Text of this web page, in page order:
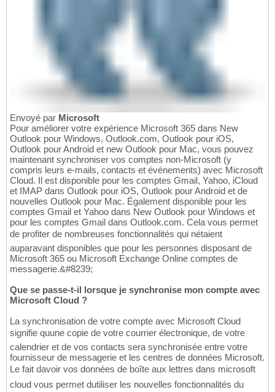
Envoyé par Microsoft
Pour améliorer votre expérience Microsoft 365 dans New
Outlook pour Windows, Outlook.com, Outlook pour iOS,
Outlook pour Android et new Outlook pour Mac, vous pouvez
maintenant synchroniser vos comptes non-Microsoft (y
compris leurs e-mails, contacts et événements) avec Microsoft
Cloud. Il est disponible pour les comptes Gmail, Yahoo, iCloud
et IMAP dans Outlook pour iOS, Outlook pour Android et de
nouvelles Outlook pour Mac. Également disponible pour les
comptes Gmail et Yahoo dans New Outlook pour Windows et
pour les comptes Gmail dans Outlook.com. Cela vous permet
de profiter de nombreuses fonctionnalités qui nétaient
auparavant disponibles que pour les personnes disposant de
Microsoft 365 ou Microsoft Exchange Online comptes de
messagerie.&#8239;
Que se passe-t-il lorsque je synchronise mon compte avec
Microsoft Cloud ?
La synchronisation de votre compte avec Microsoft Cloud
signifie quune copie de votre courrier électronique, de votre
calendrier et de vos contacts sera synchronisée entre votre
fournisseur de messagerie et les centres de données Microsoft.
Le fait davoir vos données de boîte aux lettres dans microsoft
cloud vous permet dutiliser les nouvelles fonctionnalités du